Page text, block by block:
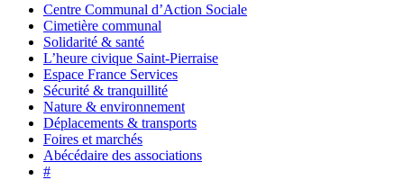
Centre Communal d’Action Sociale
Cimetière communal
Solidarité & santé
L’heure civique Saint-Pierraise
Espace France Services
Sécurité & tranquillité
Nature & environnement
Déplacements & transports
Foires et marchés
Abécédaire des associations
#